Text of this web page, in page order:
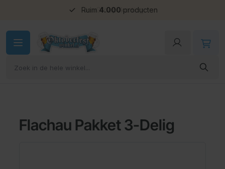
Groepskorting
Flachau Pakket 3-Delig